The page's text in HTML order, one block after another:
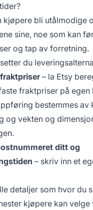
kjøpere bli utålmodige
sine, noe som kan
og tap av forretning.
du
– la Etsy
fraktpriser på egen
bestemmes av
og vekten og
ditt og
– skriv inn et
detaljer som hvor du
kjøpere kan velge